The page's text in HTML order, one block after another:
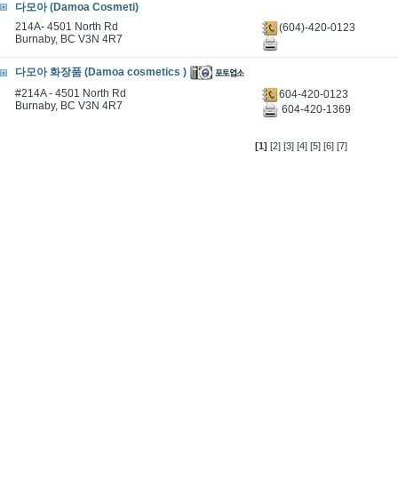
다모아 (Damoa Cosmeti)
214A- 4501 North Rd
Burnaby, BC V3N 4R7
(604)-420-0123
다모아 화장품 (Damoa cosmetics )
#214A - 4501 North Rd
Burnaby, BC V3N 4R7
604-420-0123
604-420-1369
[1] [2] [3] [4] [5] [6] [7]